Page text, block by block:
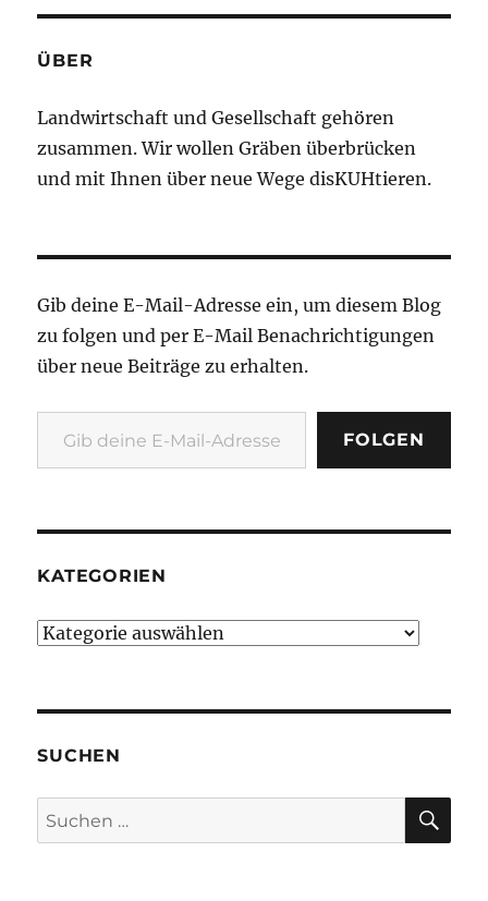
:
ÜBER
Landwirtschaft und Gesellschaft gehören
zusammen. Wir wollen Gräben überbrücken
und mit Ihnen über neue Wege disKUHtieren.
Gib deine E-Mail-Adresse ein, um diesem Blog
zu folgen und per E-Mail Benachrichtigungen
über neue Beiträge zu erhalten.
Gib deine E-Mail-Adresse ein ...
FOLGEN
KATEGORIEN
Kategorien
SUCHEN
Suche
nach: